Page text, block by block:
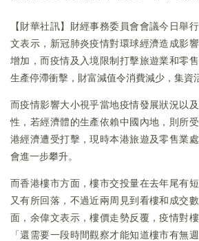
【財華社訊】財經事務委員會會議今日舉
文表示，新冠肺炎疫情對環球經濟造成影
增加，而疫情及入境限制打擊旅遊業和零
生產停滯衝擊，財富減值令消費減少，集資
而疫情影響大小視乎當地疫情發展狀況以
性，若經濟體的生產依賴中國內地，則所
港經濟遭受打擊，現時本港旅遊及零售業
會進一步攀升。
而香港樓市方面，樓市交投量在去年尾有
又有所回落，不過近兩周見到看樓和成交
面，余偉文表示，樓價走勢反覆，疫情對
「還需要一段時間觀察才能知道樓市有無